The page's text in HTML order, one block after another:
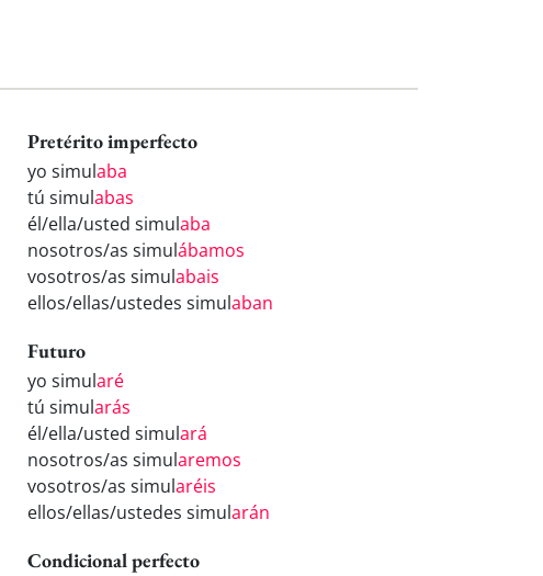
Pretérito imperfecto
yo simulaba
tú simulabas
él/ella/usted simulaba
nosotros/as simulábamos
vosotros/as simulabais
ellos/ellas/ustedes simulaban
Futuro
yo simularé
tú simularás
él/ella/usted simulará
nosotros/as simularemos
vosotros/as simularéis
ellos/ellas/ustedes simularán
Condicional perfecto